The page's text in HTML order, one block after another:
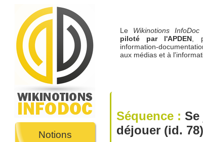
Notions
Le Wikinotions InfoDoc
piloté par l'APDEN,
information-
aux médias et à
Séquence :
déjouer (id. 78)